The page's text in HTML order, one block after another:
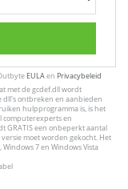
EULAen Privacybeleid
met de gcdef.dll wordt
dll's ontbreken en aanbieden
hulpprogramma is, is het
computerexperts en
GRATIS een onbeperkt aantal
moet worden gekocht. Het
7 en Windows Vista